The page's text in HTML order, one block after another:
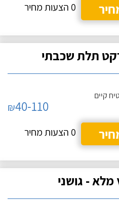
0 הצעות מחיר
תלת שכבתי
קיים
₪40-110
0 הצעות מחיר
- גושני